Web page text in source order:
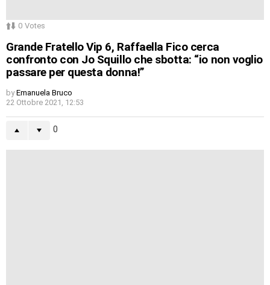
0 Votes
Grande Fratello Vip 6, Raffaella Fico cerca
confronto con Jo Squillo che sbotta: “io non voglio
passare per questa donna!”
by Emanuela Bruco
22 Ottobre 2021, 12:53
0